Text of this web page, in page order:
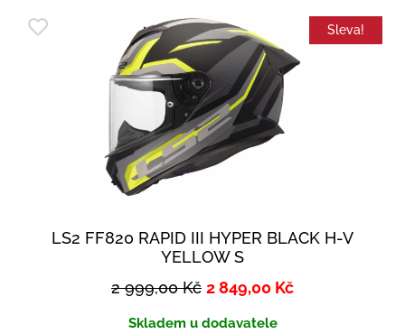
Sleva!
LS2 FF820 RAPID III HYPER BLACK H-V
YELLOW S
2 999,00Kč 2 849,00 Kč
Skladem u dodavatele